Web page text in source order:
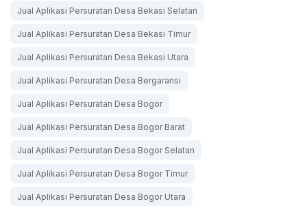
Jual Aplikasi Persuratan Desa Bekasi Selatan
Jual Aplikasi Persuratan Desa Bekasi Timur
Jual Aplikasi Persuratan Desa Bekasi Utara
Jual Aplikasi Persuratan Desa Bergaransi
Jual Aplikasi Persuratan Desa Bogor
Jual Aplikasi Persuratan Desa Bogor Barat
Jual Aplikasi Persuratan Desa Bogor Selatan
Jual Aplikasi Persuratan Desa Bogor Timur
Jual Aplikasi Persuratan Desa Bogor Utara